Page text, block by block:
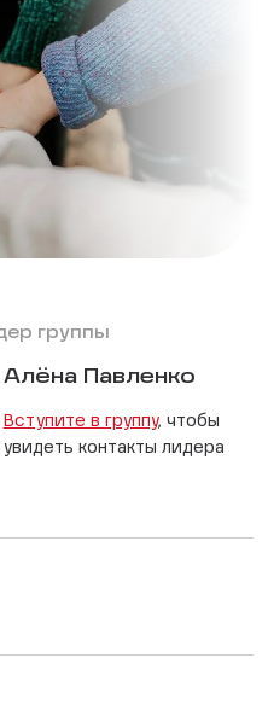
группы
Алёна Павленко
Вступите в группу, чтобы
увидеть контакты лидера